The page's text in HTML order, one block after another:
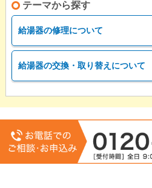
テーマから探す
給湯器の修理について
給湯器の交換・取り替えについて